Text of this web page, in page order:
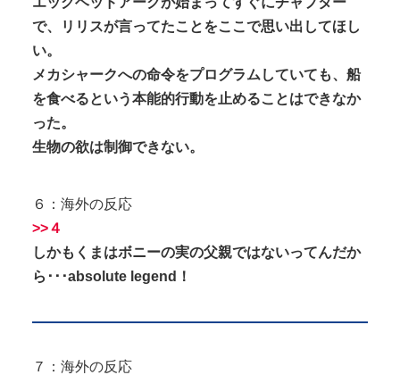
で、リリスが言ってたことをここで思い出してほし
い。
メカシャークへの命令をプログラムしていても、船
を食べるという本能的行動を止めることはできなか
った。
生物の欲は制御できない。
６：海外の反応
>>４
しかもくまはボニーの実の父親ではないってんだか
ら･･･absolute legend！
７：海外の反応